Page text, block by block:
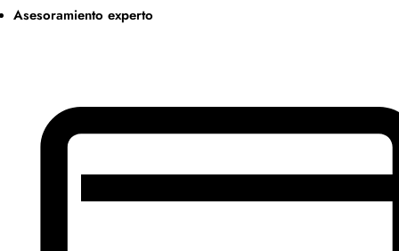
Asesoramiento experto